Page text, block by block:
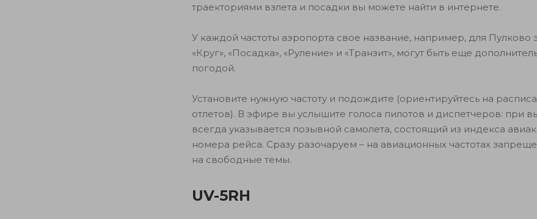
траекториями взлета и посадки вы можете найти в интернете.
У каждой частоты аэропорта свое название, например, для Пулково
«Круг», «Посадка», «Руление» и «Транзит», могут быть еще
погодой.
Установите нужную частоту и подождите (ориентируйтесь на
отлетов). В эфире вы услышите голоса пилотов и диспетчеров: при
всегда указывается позывной самолета, состоящий из индекса
номера рейса. Сразу разочаруем – на авиационных частотах
на свободные темы.
UV-5RH